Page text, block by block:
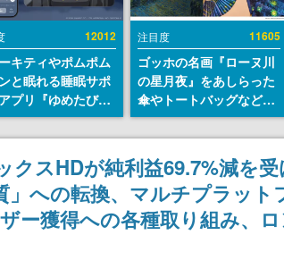
12012
キティやポムポム
と眠れる睡眠サポ
プリ『ゆめたび』
中。キャラごとの
や目覚ましアラー
注目度 11605
ゴッホの名画『ローヌ川
の星月夜』をあしらった
傘やトートバッグなどが
登場。8月7日21時より2
日間限定で予約販売
スHDが純利益69.7%減を受
」への転換、マルチプラット
ー獲得への各種取り組み、